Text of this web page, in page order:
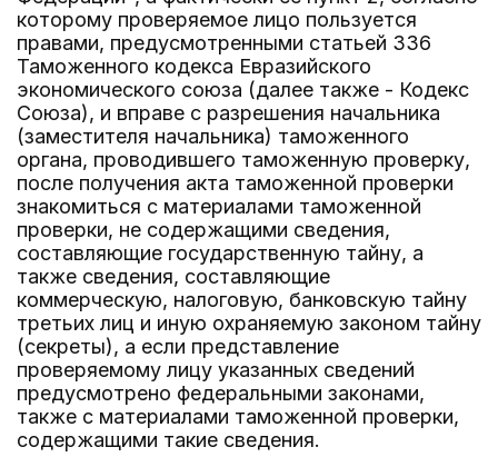
которому проверяемое лицо пользуется
правами, предусмотренными статьей 336
Таможенного кодекса Евразийского
экономического союза (далее также - Кодекс
Союза), и вправе с разрешения начальника
(заместителя начальника) таможенного
органа, проводившего таможенную проверку,
после получения акта таможенной проверки
знакомиться с материалами таможенной
проверки, не содержащими сведения,
составляющие государственную тайну, а
также сведения, составляющие
коммерческую, налоговую, банковскую тайну
третьих лиц и иную охраняемую законом тайну
(секреты), а если представление
проверяемому лицу указанных сведений
предусмотрено федеральными законами,
также с материалами таможенной проверки,
содержащими такие сведения.